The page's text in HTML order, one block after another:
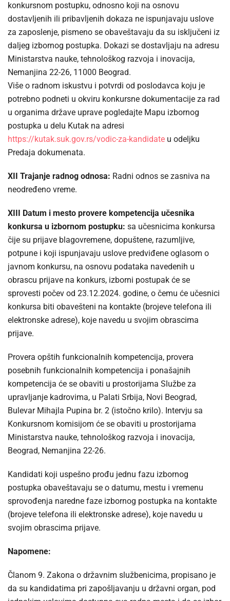
konkursnom postupku, odnosno koji na osnovu
dostavljenih ili pribavljenih dokaza ne ispunjavaju uslove
za zaposlenje, pismeno se obaveštavaju da su isključeni iz
daljeg izbornog postupka. Dokazi se dostavljaju na adresu
Ministarstva nauke, tehnološkog razvoja i inovacija,
Nemanjina 22-26, 11000 Beograd.
Više o radnom iskustvu i potvrdi od poslodavca koju je
potrebno podneti u okviru konkursne dokumentacije za rad
u organima države uprave pogledajte Mapu izbornog
postupka u delu Kutak na adresi
https://kutak.suk.gov.rs/vodic-za-kandidate u odeljku
Predaja dokumenata.
XII Trajanje radnog odnosa: Radni odnos se zasniva na
neodređeno vreme.
XIII Datum i mesto provere kompetencija učesnika
konkursa u izbornom postupku: sa učesnicima konkursa
čije su prijave blagovremene, dopuštene, razumljive,
potpune i koji ispunjavaju uslove predviđene oglasom o
javnom konkursu, na osnovu podataka navedenih u
obrascu prijave na konkurs, izborni postupak će se
sprovesti počev od 23.12.2024. godine, o čemu će učesnici
konkursa biti obavešteni na kontakte (brojeve telefona ili
elektronske adrese), koje navedu u svojim obrascima
prijave.
Provera opštih funkcionalnih kompetencija, provera
posebnih funkcionalnih kompetencija i ponašajnih
kompetencija će se obaviti u prostorijama Službe za
upravljanje kadrovima, u Palati Srbija, Novi Beograd,
Bulevar Mihajla Pupina br. 2 (istočno krilo). Intervju sa
Konkursnom komisijom će se obaviti u prostorijama
Ministarstva nauke, tehnološkog razvoja i inovacija,
Beograd, Nemanjina 22-26.
Kandidati koji uspešno prođu jednu fazu izbornog
postupka obaveštavaju se o datumu, mestu i vremenu
sprovođenja naredne faze izbornog postupka na kontakte
(brojeve telefona ili elektronske adrese), koje navedu u
svojim obrascima prijave.
Napomene:
Članom 9. Zakona o državnim službenicima, propisano je
da su kandidatima pri zapošljavanju u državni organ, pod